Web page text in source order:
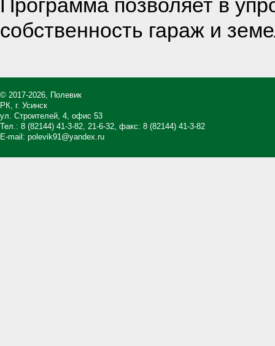
Программа позволяет в
собственность гараж и
© 2017-2026, Полевик
РК, г. Усинск
ул. Строителей, 4, офис 53
Тел.: 8 (82144) 41-3-82, 21-6-32, факс: 8 (82144) 41-3-82
E-mail: polevik91@yandex.ru